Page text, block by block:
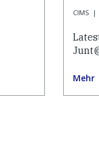
CIMS |
Mehr